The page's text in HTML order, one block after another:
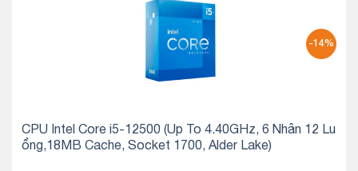
-14%
CPU Intel Core i5-12500 (Up To 4.40GHz, 6 Nhân 12 Lu
ồng,18MB Cache, Socket 1700, Alder Lake)